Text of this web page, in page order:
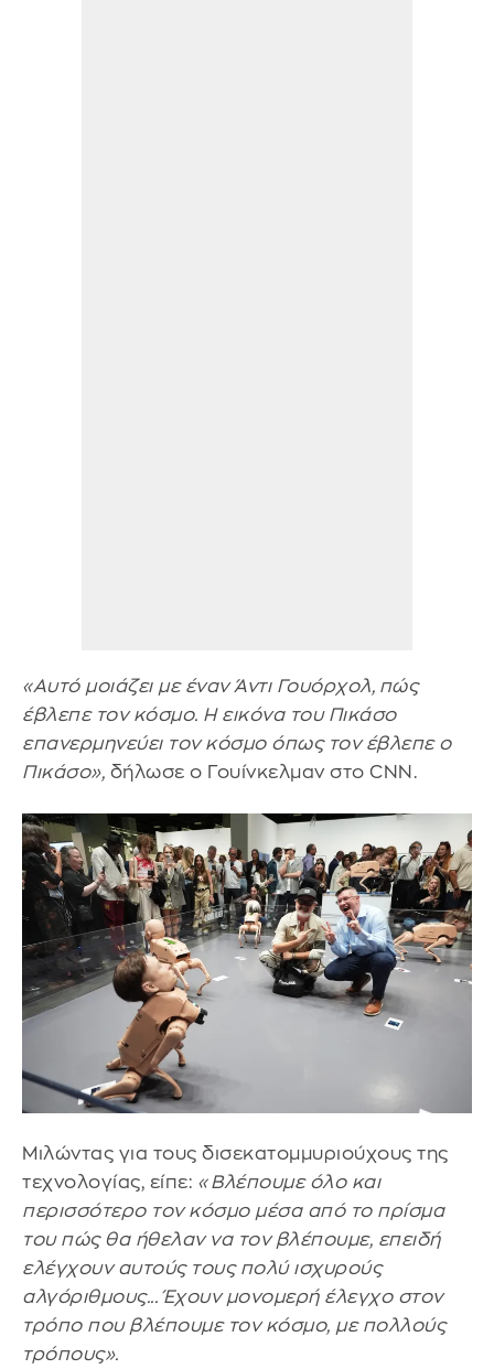
«Αυτό μοιάζει με έναν Άντι Γουόρχολ, πώς
έβλεπε τον κόσμο. Η εικόνα του Πικάσο
επανερμηνεύει τον κόσμο όπως τον έβλεπε ο
Πικάσο», δήλωσε ο Γουίνκελμαν στο CNN.
Μιλώντας για τους δισεκατομμυριούχους της
τεχνολογίας, είπε: «Βλέπουμε όλο και
περισσότερο τον κόσμο μέσα από το πρίσμα
του πώς θα ήθελαν να τον βλέπουμε, επειδή
ελέγχουν αυτούς τους πολύ ισχυρούς
αλγόριθμους... Έχουν μονομερή έλεγχο στον
τρόπο που βλέπουμε τον κόσμο, με πολλούς
τρόπους».